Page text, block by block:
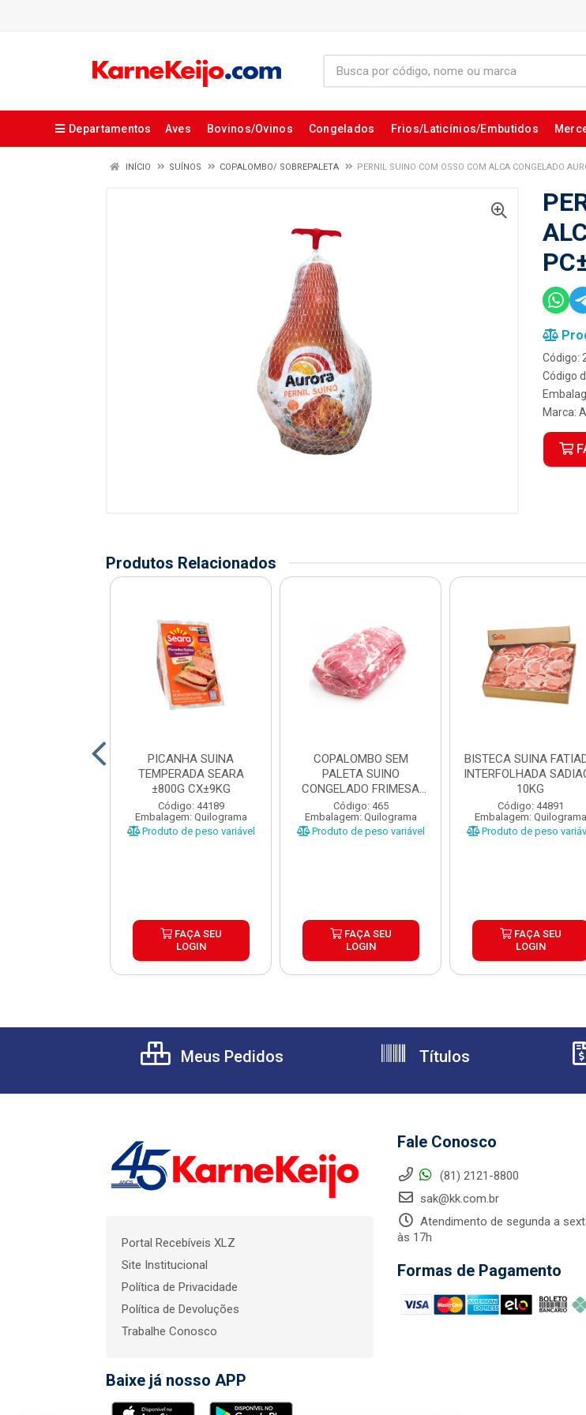
Departamentos Aves Bovinos/Ovinos Congelados Frios/Laticínios/Embutidos
INÍCIO SUÍNOS COPALOMBO/ SOBREPALETA PERNIL SUINO COM OSSO COM ALCA CONGELADO
Código:
Código
Marca:
Produtos Relacionados
PICANHA SUINA
TEMPERADA SEARA
±800G CX±9KG
Código: 44189
Embalagem: Quilograma
Produto de peso variável
FAÇA SEU
LOGIN
COPALOMBO SEM
PALETA SUINO
CONGELADO FRIMESA
CAIXA ±20KG
Código: 465
Embalagem: Quilograma
Produto de peso variável
FAÇA SEU
LOGIN
BISTECA SUINA
INTERFOLHADA
10KG
Código: 44891
Embalagem: Quilograma
Produto de peso
FAÇA SEU
LOGIN
Meus Pedidos Títulos
Portal Recebíveis XLZ
Site Institucional
Política de Privacidade
Política de Devoluções
Trabalhe Conosco
Baixe já nosso APP
Fale Conosco
(81) 2121-8800
sak@kk.com.br
Atendimento de segunda a
às 17h
Formas de Pagamento